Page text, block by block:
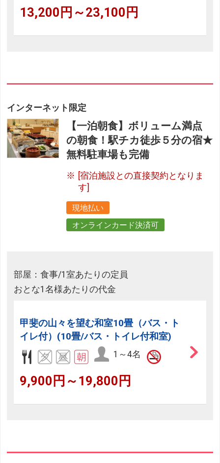
13,200円～23,100円
インターネット限定
【一泊朝食】ボリューム満点
の朝食！駅チカ徒歩５分の宿★
無料駐車場も完備
[宿泊施設との直接契約となりま
す]
現地払い
オンラインカード決済可
部屋：食事/1室あたりの定員
おとな1名様あたりの代金
甲斐の山々を望む和室10畳（バス・ト
イレ付）(10畳/バス・トイレ付和室)
1～4名
9,900円～19,800円